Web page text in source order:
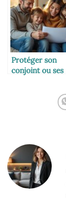
Protéger son
conjoint ou ses